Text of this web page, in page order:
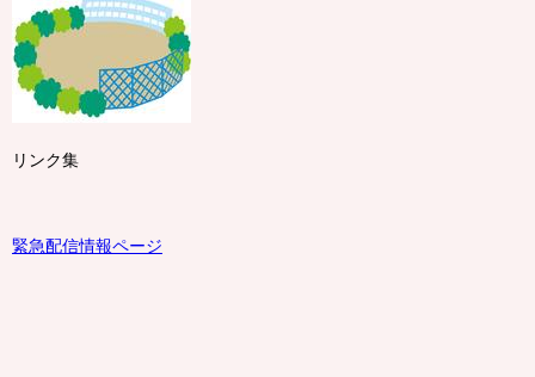
リンク集
緊急配信情報ページ